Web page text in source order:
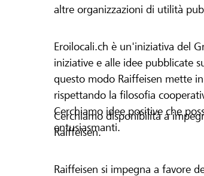
altre organizzazioni di utilità
Eroilocali.ch è un'iniziativa del
iniziative e alle idee pubblicate
questo modo Raiffeisen mette
rispettando la filosofia
Cerchiamo idee positive che
entusiasmanti.
Cerchiamo disponibilità a
Raiffeisen.
Raiffeisen si impegna a favore